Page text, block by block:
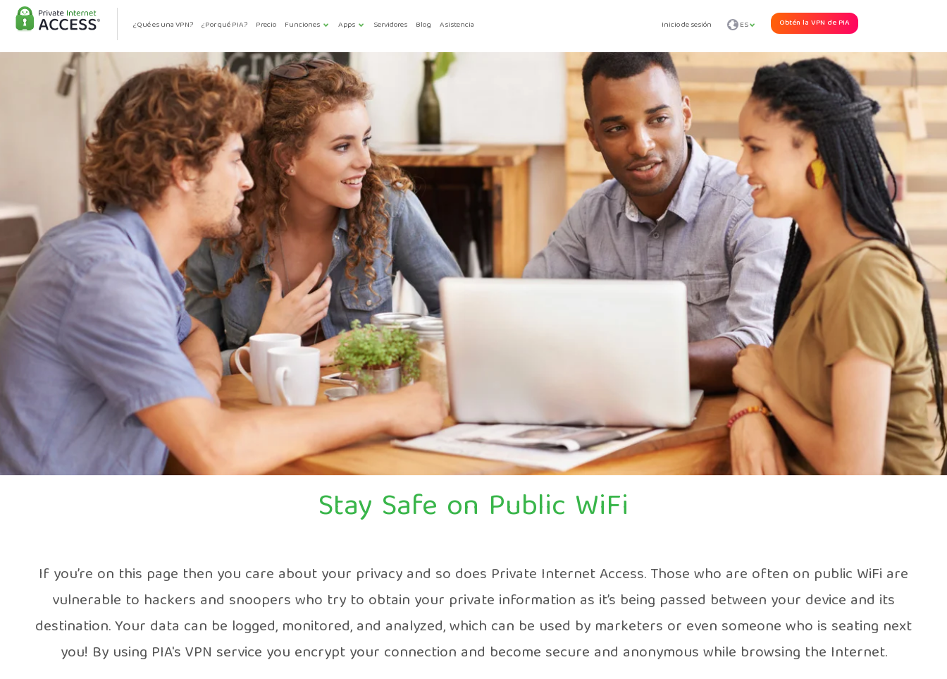
¿Qué es una VPN? ¿Por qué PIA? Precio Funciones Apps Servidores Blog Asistencia Inicio de sesión ES Obtén la VPN de PIA
Stay Safe on Public WiFi
If you’re on this page then you care about your privacy and so does Private Internet Access. Those who are often on public WiFi are
vulnerable to hackers and snoopers who try to obtain your private information as it’s being passed between your device and its
destination. Your data can be logged, monitored, and analyzed, which can be used by marketers or even someone who is seating next
you! By using PIA's VPN service you encrypt your connection and become secure and anonymous while browsing the Internet.